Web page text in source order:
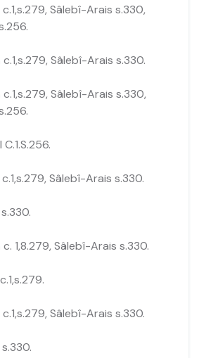
Sâlebî-Arais s.330,
Sâlebî-Arais s.330.
Sâlebî-Arais s.330,
Sâlebî-Arais s.330.
1,8.279, Sâlebî-Arais s.330.
Sâlebî-Arais s.330.